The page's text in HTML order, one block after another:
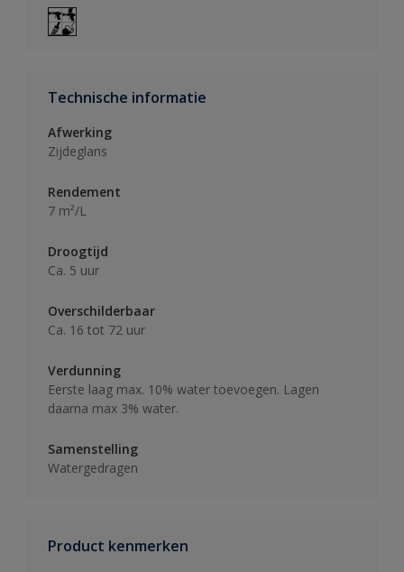
Technische informatie
Afwerking
Zijdeglans
Rendement
7 m²/L
Droogtijd
Ca. 5 uur
Overschilderbaar
Ca. 16 tot 72 uur
Verdunning
Eerste laag max. 10% water toevoegen. Lagen
daarna max 3% water.
Samenstelling
Watergedragen
Product kenmerken